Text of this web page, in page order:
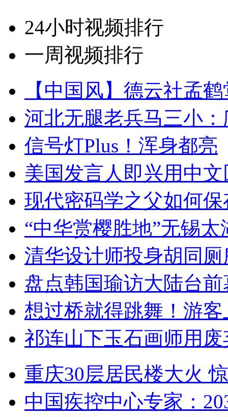
24小时视频排行
一周视频排行
【中国风】德云社孟
河北无腿老兵马三小
信号灯Plus！浑身都亮
美国发言人即兴用中
现代密码学之父如何
“中华赏樱胜地”无锡
清华设计师投身胡同
盘点韩国瑜访大陆台
想过桥就得跳舞！游客
祁连山下玉石画师用
重庆30层居民楼大火
中国疾控中心专家：